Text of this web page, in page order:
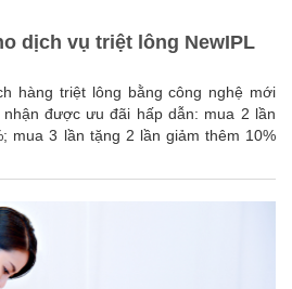
dịch vụ triệt lông NewIPL
hàng triệt lông bằng công nghệ mới
nhận được ưu đãi hấp dẫn: mua 2 lần
mua 3 lần tặng 2 lần giảm thêm 10%